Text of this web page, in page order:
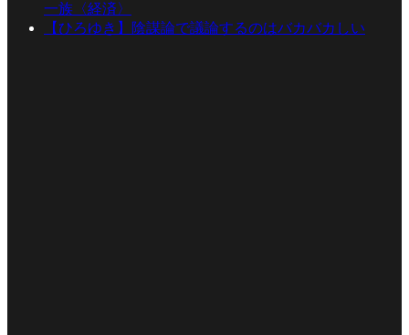
一族〈経済〉
【ひろゆき】陰謀論で議論するのはバカバカしい